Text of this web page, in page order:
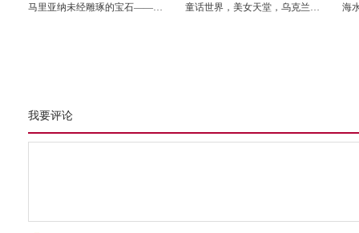
马里亚纳未经雕琢的宝石——
童话世界，美女天堂，乌克兰狩
海
我要评论